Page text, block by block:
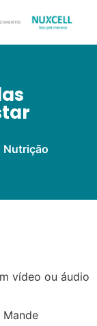
Nutrição
vídeo ou áudio
Mande